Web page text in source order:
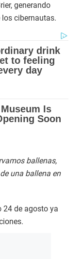
generando
cibernautas.
ballenas,
una ballena en
24 de agosto ya